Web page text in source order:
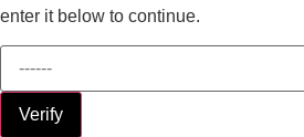
enter it below to continue.
Verify